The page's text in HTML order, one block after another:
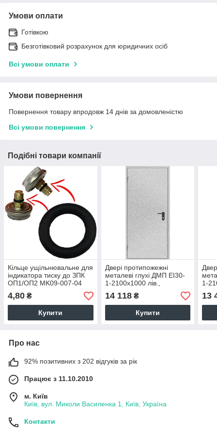
Умови оплати
Готівкою
Безготівковий розрахунок для юридичних осіб
Всі умови оплати
Умови повернення
Повернення товару впродовж 14 днів за домовленістю
Всі умови повернення
Подібні товари компанії
Кільце ущільнювальне для
індикатора тиску до ЗПК
ОП1/ОП2 MK09-007-04
М10
4,80 ₴
Купити
Двері протипожежні
металеві глухі ДМП ЕІ30-
1-2100х1000 лів.,
ЄвроСтандарт
14 118₴
Купити
1-
13
Про нас
92% позитивних з 202 відгуків за рік
Працює з 11.10.2010
м. Київ
Київ, вул. Миколи Василенка 1, Київ, Україна
Контакти